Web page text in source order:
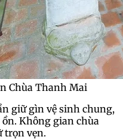
Chùa Thanh Mai
giữ gìn vệ sinh chung,
Không gian chùa
trọn vẹn.